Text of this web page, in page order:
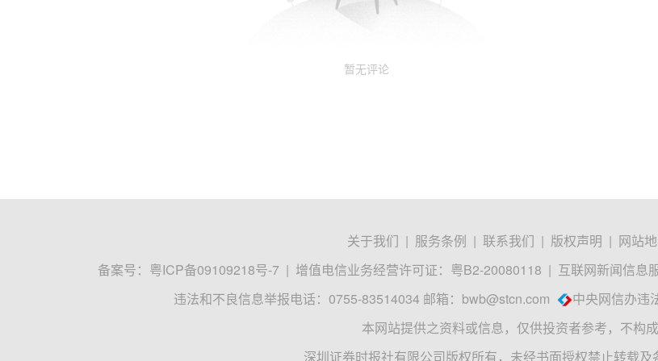
暂无评论
关于我们 | 服务条例 | 联系我们 | 版权声明 | 网站
备案号： 粤ICP备09109218号-7 | 增值电信业务经营许可证：粤B2-20080118 | 互联网新闻信息
违法和不良信息举报电话：0755-83514034 邮箱： bwb@stcn.com 中央网信办违
本网站提供之资料或信息，仅供投资者参考，不构成
深圳证券时报社有限公司版权所有，未经书面授权禁止转载及